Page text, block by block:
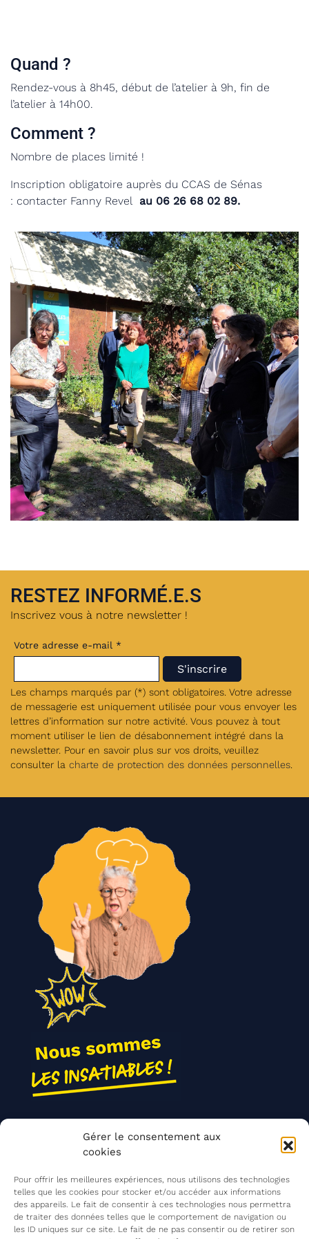
Gérer le consentement aux
cookies
Pour offrir les meilleures expériences, nous utilisons des technologies
telles que les cookies pour stocker et/ou accéder aux informations
des appareils. Le fait de consentir à ces technologies nous permettra
de traiter des données telles que le comportement de navigation ou
les ID uniques sur ce site. Le fait de ne pas consentir ou de retirer son
Quand ?
Rendez-vous à 8h45, début de l’atelier à 9h, fin de
l’atelier à 14h00.
Comment ?
Nombre de places limité !
Inscription obligatoire auprès du CCAS de Sénas
: contacter Fanny Revel au 06 26 68 02 89.
RESTEZ INFORMÉ.E.S
Inscrivez vous à notre newsletter !
Votre adresse e-mail *
Les champs marqués par (*) sont obligatoires. Votre adresse
de messagerie est uniquement utilisée pour vous envoyer les
lettres d’information sur notre activité. Vous pouvez à tout
moment utiliser le lien de désabonnement intégré dans la
newsletter. Pour en savoir plus sur vos droits, veuillez
consulter la charte de protection des données personnelles
Agir ensemble
Mentions légales